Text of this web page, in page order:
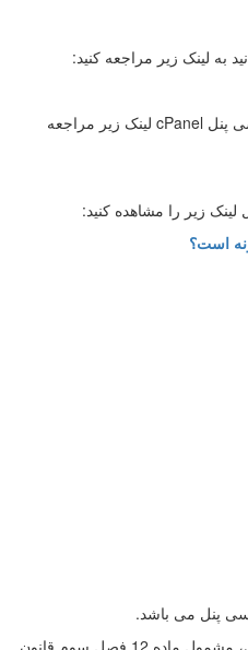
به لینک زیر مراجعه کنید:
برای آشنایی با امکانات کنترل پنل سی پنل cPanel لینک زیر مراجعه
زیر را مشاهده کنید:
پنل می باشد.
هرگونه کپی برداری بدون مجوز کتبی، مشمول ماده 12 فصل سوم قانون